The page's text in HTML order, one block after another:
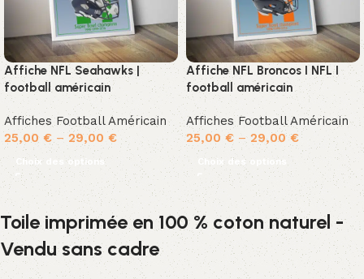
Affiche NFL Seahawks |
football américain
Affiches Football Américain
25,00 € – 29,00 €
Choix des options
Affiche NFL Broncos I NFL I
football américain
Affiches Football Américain
25,00 € – 29,00€
Choix des options
Toile imprimée en 100 % coton naturel -
Vendu sans cadre